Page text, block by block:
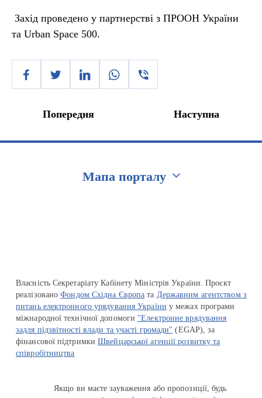
Захід проведено у партнерстві з ПРООН України
та Urban Space 500.
Попередня Наступна
Мапа порталу
Власність Секретаріату Кабінету Міністрів України. Проєкт
реалізованоФондом Східна Європа та Державним агентством з
питань електронного урядування України у межах програми
міжнародної технічної допомоги "Електронне врядування
задля підзвітності влади та участі громади" (EGAP), за
фінансової підтримкиШвейцарської агенції розвитку та
співробітництва
Якщо ви маєте зауваження або пропозиції, будь